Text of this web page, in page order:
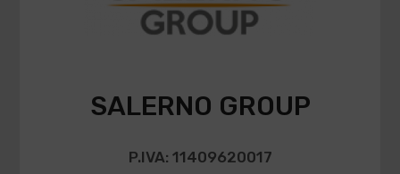
SALERNO GROUP
P.IVA: 11409620017